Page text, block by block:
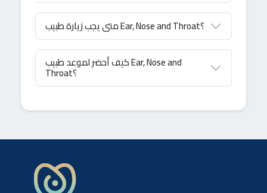
متى يجب زيارة طبيب Ear, Nose and Throat؟
كيف أحضر لموعد طبيب Ear, Nose and
Throat؟